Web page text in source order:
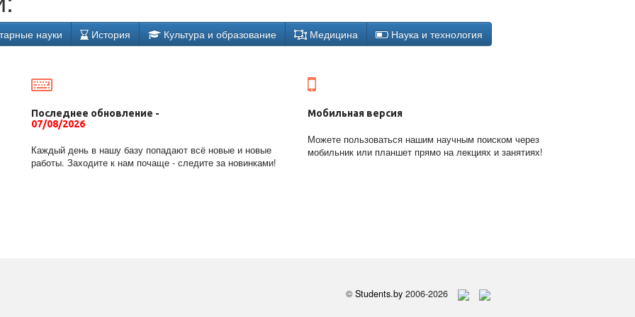
науки История Культура и образование Медицина Наука и технология
Последнее обновление -
07/08/2026
Каждый день в нашу базу попадают всё новые и новые
работы. Заходите к нам почаще - следите за новинками!
Мобильная версия
Можете пользоваться нашим научным поиском через
мобильник или планшет прямо на лекциях и занятиях!
© Students.by 2006-2026